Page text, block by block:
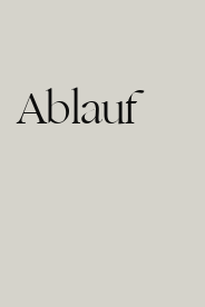
Ablauf